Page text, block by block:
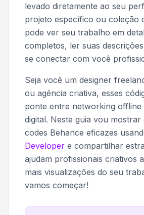
levado diretamente ao seu
projeto específico ou coleção
pode ver seu trabalho em
completos, ler suas
se conectar com você
Seja você um designer
ou agência criativa, esses
ponte entre networking
digital. Neste guia vou
codes Behance eficazes
Developer e compartilhar
ajudam profissionais criativos
mais visualizações do seu
vamos começar!